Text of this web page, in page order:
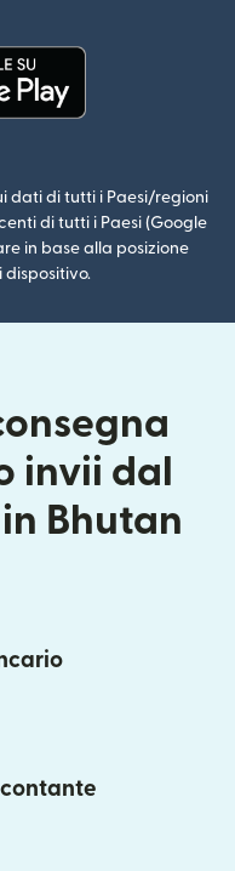
dati di tutti i Paesi/regioni
di tutti i Paesi (Google
in base alla posizione
invii dal
Bhutan